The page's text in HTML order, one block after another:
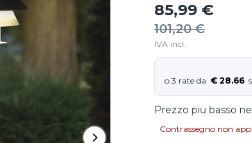
85,99 €
101,20 €
IVA incl.
€ 28.66
Prezzo piu basso
Contrassegno non